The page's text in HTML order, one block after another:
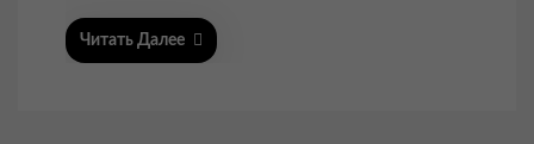
Читать Далее